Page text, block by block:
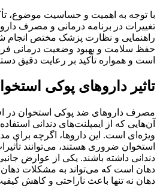
با توجه به اهمیت و حساسیت موضوع،
تغییرات در برنامه درمانی و مصرف
راهنمایی و نظارت پزشک مختص انجام
حفظ سلامت و بهبود وضعیت درمانی فرد
است و همواره تأکید بر رعایت دقیق
تاثیر داروهای پوکی
مصرف داروهای ضد پوکی استخوان در
آن‌هایی که از ایمپلنت‌های دندانی
ویژه‌ای است. این داروها، اگرچه برای
استخوان ضروری هستند، می‌توانند
دندانی داشته باشند. یکی از عوارض
دهان است که می‌تواند به مشکلات
دهان نه تنها باعث ناراحتی و کاهش